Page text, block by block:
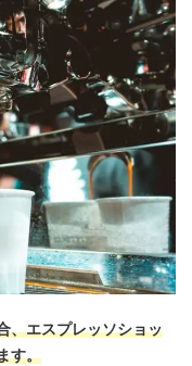
、エスプレッソショッ
す。